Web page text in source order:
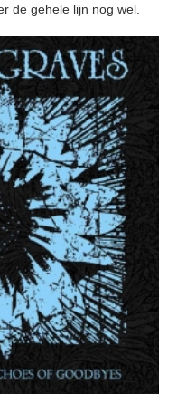
de gehele lijn nog wel.